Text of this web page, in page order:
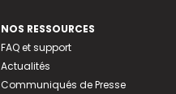
NOS RESSOURCES
FAQ et support
Actualités
Communiqués de Presse